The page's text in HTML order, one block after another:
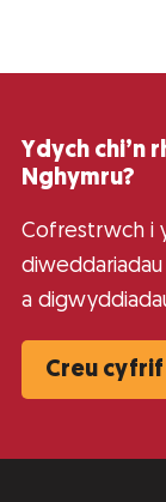
Ydych chi’n
Nghymru?
Cofrestrwch i
a
Creu cyfrif